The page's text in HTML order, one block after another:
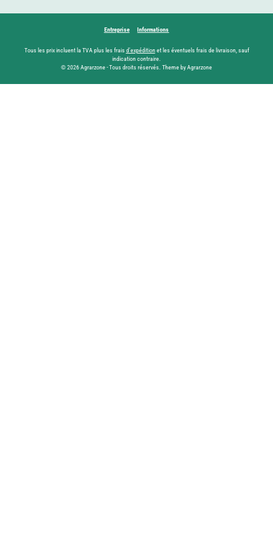
Entreprise Informations
Tous les prix incluent la TVA plus les frais d'expéditionet les éventuels frais de livraison, sauf
indication contraire.
© 2026 Agrarzone - Tous droits réservés. Theme by Agrarzone